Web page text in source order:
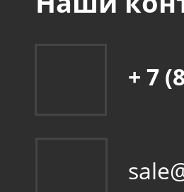
+ 7